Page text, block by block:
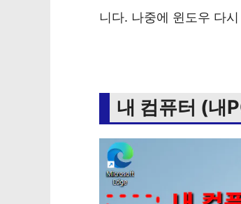
니다. 나중에 윈도우 다
내 컴퓨터 (내